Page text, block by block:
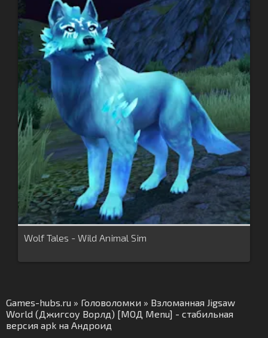
Wolf Tales - Wild Animal Sim
Games-hubs.ru » Головоломки » Взломанная Jigsaw
World (Джигсоу Ворлд) [МОД Menu] - стабильная
версия apk на Андроид